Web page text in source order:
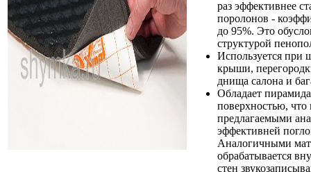
раз эффективнее
поролонов -
до 95%. Это
структурой
Используется при
крыши,
днища салона и
Обладает
поверхностью, что
предлагаемыми
эффективней
Аналогичными
обрабатывается
стен